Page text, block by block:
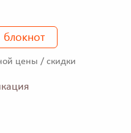
цены / скидки